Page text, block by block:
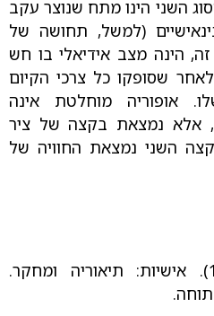
השני הינו מתח שנוצר עקב
(למשל, תחושה של
הינה מצב אידיאלי בו חש
שסופקו כל צרכי הקיום
אופוריה מוחלטת אינה
אלא נמצאת בקצה של ציר
השני נמצאת החוויה של
ביטמן, א. ואחרים (1992). אישיות: תיאוריה ומחקר.